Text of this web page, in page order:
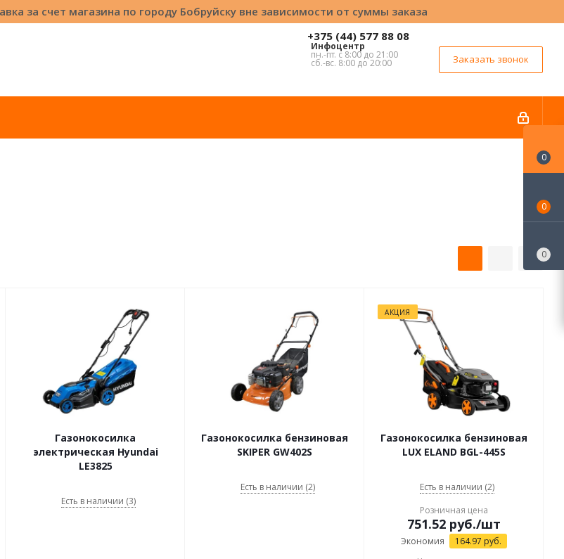
за счет магазина по городу Бобруйску вне зависимости от суммы заказа
+375 (44) 577 88 08
Инфоцентр
пн.-пт. с 8:00 до 21:00
сб.-вс. 8:00 до 20:00 Заказать звонок
Газонокосилка
электрическая Hyundai
LE3825
Есть в наличии (3)
Газонокосилка бензиновая
SKIPER GW402S
Есть в наличии (2)
АКЦИЯ
Газонокосилка бензиновая
LUX ELAND BGL-445S
Есть в наличии (2)
Розничная цена
751.52 руб./шт
Экономия 164.97 руб.
0
0
0